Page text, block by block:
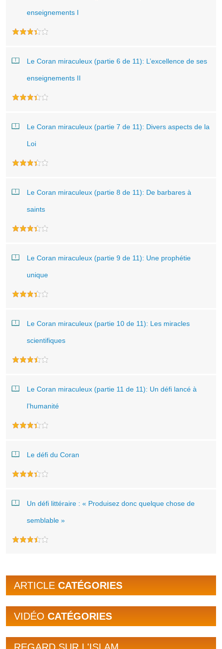
enseignements I
Le Coran miraculeux (partie 6 de 11): L’excellence de ses
enseignements II
Le Coran miraculeux (partie 7 de 11): Divers aspects de la
Loi
Le Coran miraculeux (partie 8 de 11): De barbares à
saints
Le Coran miraculeux (partie 9 de 11): Une prophétie
unique
Le Coran miraculeux (partie 10 de 11): Les miracles
scientifiques
Le Coran miraculeux (partie 11 de 11): Un défi lancé à
l’humanité
Le défi du Coran
Un défi littéraire : « Produisez donc quelque chose de
semblable »
ARTICLE CATÉGORIES
VIDÉO CATÉGORIES